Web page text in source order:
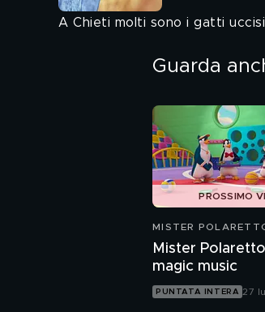
A Chieti molti sono i gatti
Guarda
PROSSIMO
MISTER
Mister
magic music
PUNTATA INTERA 27